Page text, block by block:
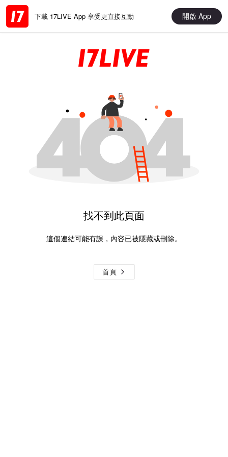
下載 17LIVE App 享受更直接互動 開啟 App
找不到此頁面
這個連結可能有誤，內容已被隱藏或刪除。
首頁